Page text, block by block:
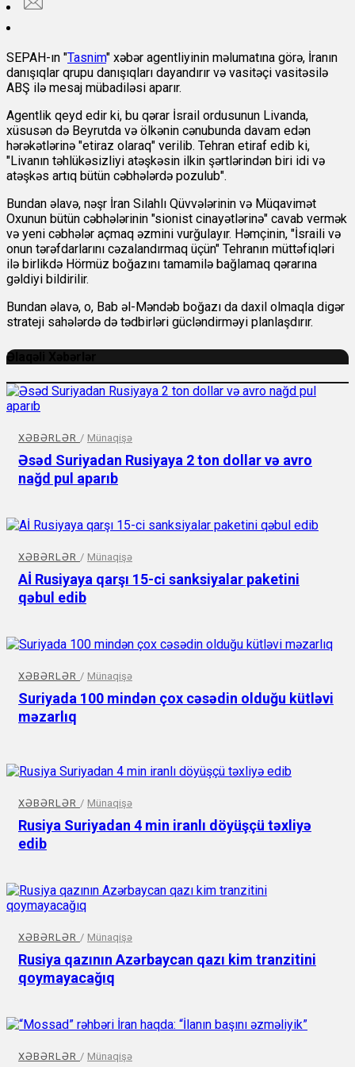
SEPAH-ın "Tasnim" xəbər agentliyinin məlumatına görə, İranın
danışıqlar qrupu danışıqları dayandırır və vasitəçi vasitəsilə
ABŞ ilə mesaj mübadiləsi aparır.
Agentlik qeyd edir ki, bu qərar İsrail ordusunun Livanda,
xüsusən də Beyrutda və ölkənin cənubunda davam edən
hərəkətlərinə "etiraz olaraq" verilib. Tehran etiraf edib ki,
"Livanın təhlükəsizliyi atəşkəsin ilkin şərtlərindən biri idi və
atəşkəs artıq bütün cəbhələrdə pozulub".
Bundan əlavə, nəşr İran Silahlı Qüvvələrinin və Müqavimət
Oxunun bütün cəbhələrinin "sionist cinayətlərinə" cavab vermək
və yeni cəbhələr açmaq əzmini vurğulayır. Həmçinin, "İsraili və
onun tərəfdarlarını cəzalandırmaq üçün" Tehranın müttəfiqləri
ilə birlikdə Hörmüz boğazını tamamilə bağlamaq qərarına
gəldiyi bildirilir.
Bundan əlavə, o, Bab əl-Məndəb boğazı da daxil olmaqla digər
strateji sahələrdə də tədbirləri gücləndirməyi planlaşdırır.
Əlaqəli Xəbərlər
XƏBƏRLƏR / Münaqişə
Əsəd Suriyadan Rusiyaya 2 ton dollar və avro
nağd pul aparıb
XƏBƏRLƏR / Münaqişə
Aİ Rusiyaya qarşı 15-ci sanksiyalar paketini
qəbul edib
XƏBƏRLƏR / Münaqişə
Suriyada 100 mindən çox cəsədin olduğu kütləvi
məzarlıq
XƏBƏRLƏR / Münaqişə
Rusiya Suriyadan 4 min iranlı döyüşçü təxliyə
edib
XƏBƏRLƏR / Münaqişə
Rusiya qazının Azərbaycan qazı kim tranzitini
qoymayacağıq
XƏBƏRLƏR / Münaqişə